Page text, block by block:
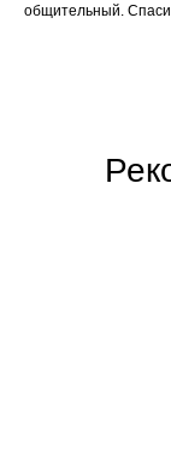
общительный.